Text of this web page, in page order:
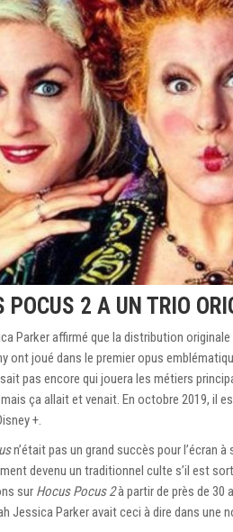
POCUS 2 A UN TRIO
Parker affirmé que la distribution
ont joué dans le premier opus
pas encore qui jouera les métiers
ça allait et venait. En octobre 2019, il
+.
n’était pas un grand succès pour l’écran
devenu un traditionnel culte s’il est
sur Hocus Pocus 2à partir de près de 30
Jessica Parker avait ceci à dire dans une